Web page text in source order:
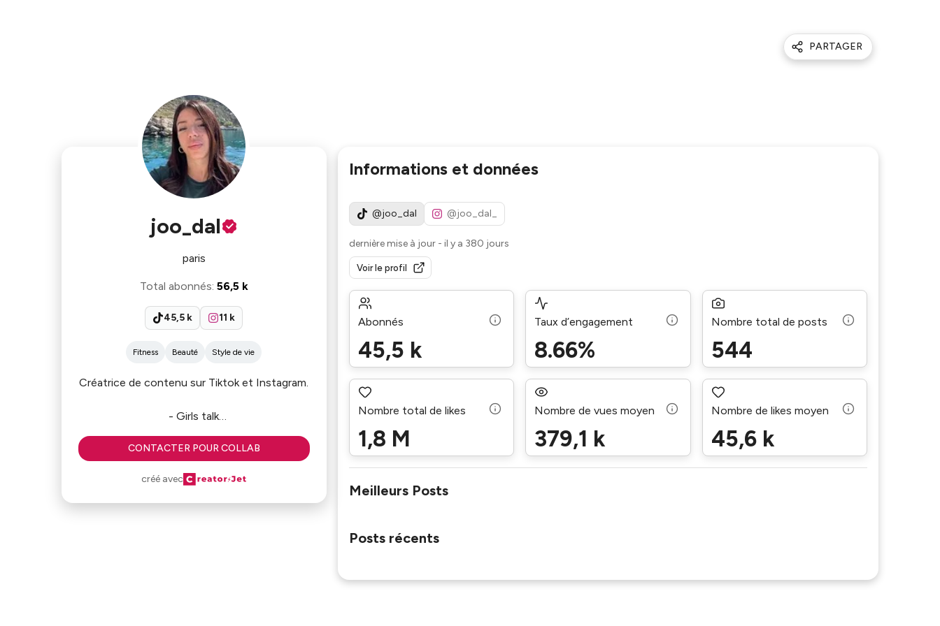
PARTAGER
joo_dal
paris
Total abonnés: 56,5 k
45,5 k 11 k
Fitness Beauté Style de vie
Créatrice de contenu sur Tiktok et Instagram.
- Girls talk
- Lifestyle
- Développement personnel
CONTACTER POUR COLLAB
créé avec
Informations et données
@joo_dal @joo_dal_
dernière mise à jour- il y a 380 jours
Voir le profil
Abonnés
45,5 k
Taux d’engagement
8.66%
Nombre total de posts
544
Nombre total de likes
1,8 M
Nombre de vues moyen
379,1 k
Nombre de likes moyen
45,6 k
Meilleurs Posts
Posts récents